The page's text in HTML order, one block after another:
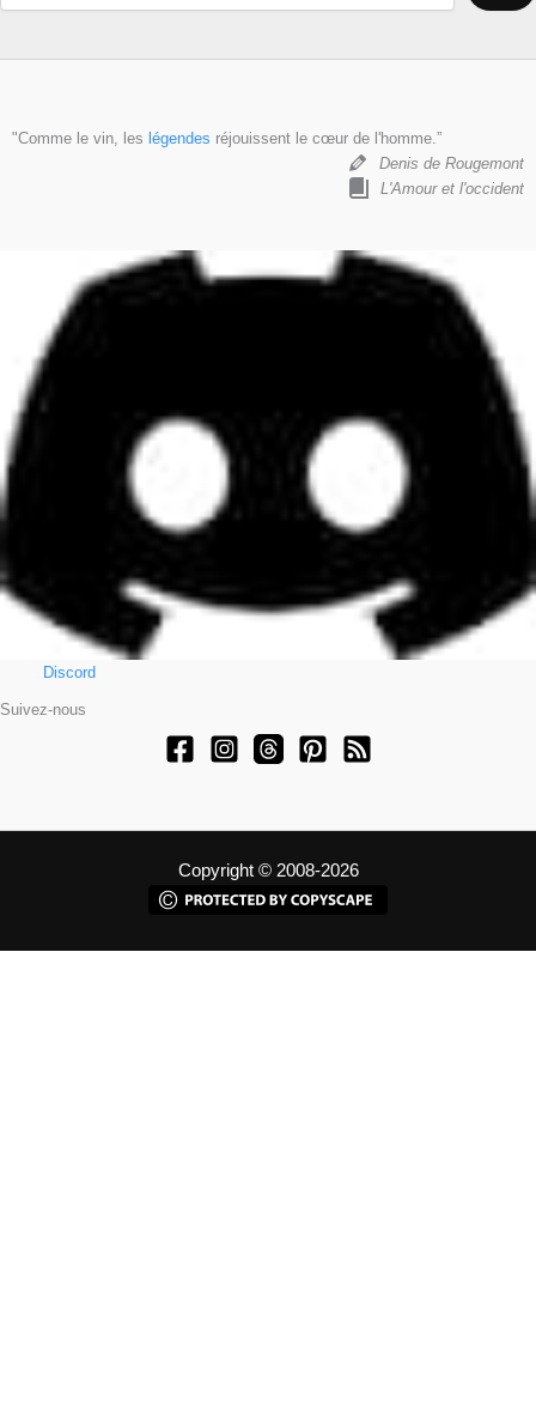
"Comme le vin, les légendes réjouissent le cœur de l'homme.”
Denis de Rougemont
L'Amour et l'occident
Discord
Suivez-nous
Copyright © 2008-2026